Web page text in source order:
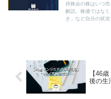
持株会の株はいつ
解説。株価ではな
き」など自分の状
【46
後の生